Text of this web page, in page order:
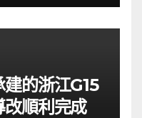
的浙江G15
順利完成